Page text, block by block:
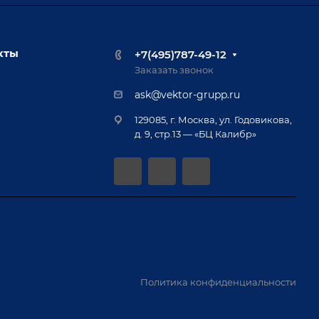
+7(495)787-49-12
Заказать звонок
ask@vektor-grupp.ru
129085, г. Москва, ул. Годовикова,
д. 9, стр.13 — «БЦ Калибр»
Политика конфиденциальности